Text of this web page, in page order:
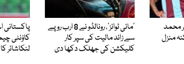
محمد
منزل
’مائی ٹوائز‘، رونالڈو نے 8 ارب روپے
سے زائد مالیت کی سپر کار
کلیکشن کی جھلک دکھا دی
پاکستانی
کاؤنٹی
لنکاشائر